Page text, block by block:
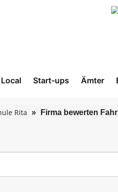
Local Start-ups Ämter
Rita Firma bewerten